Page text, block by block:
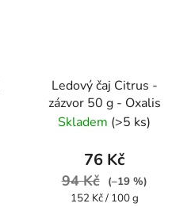
Ledový čaj Citrus -
zázvor 50 g - Oxalis
Skladem (>5 ks)
76 Kč
94 Kč
(–19 %)
Měrná
152 Kč / 100 g